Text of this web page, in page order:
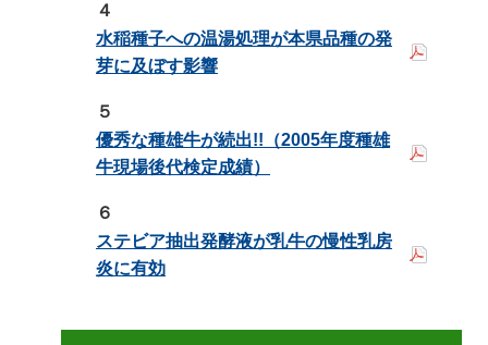
４
水稲種子への温湯処理が本県品種の発
芽に及ぼす影響
５
優秀な種雄牛が続出!!（2005年度種雄
牛現場後代検定成績）
６
ステビア抽出発酵液が乳牛の慢性乳房
炎に有効